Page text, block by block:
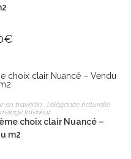
€
PANIER
en travertin : l'élégance naturelle
Intérieur
choix clair Nuancé –
m2